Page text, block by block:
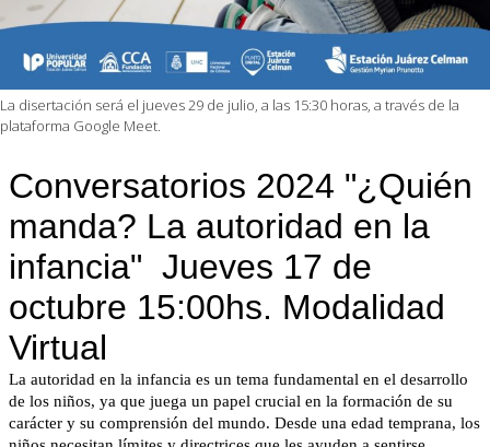
La disertación será el jueves 29 de julio, a las 15:30 horas, a través de la
plataforma Google Meet.